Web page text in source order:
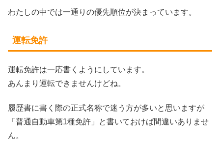
わたしの中では一通りの優先順位が決まっています。
運転免許
運転免許は一応書くようにしています。
あんまり運転できませんけどね。
履歴書に書く際の正式名称で迷う方が多いと思いますが
「普通自動車第1種免許」と書いておけば間違いありませ
ん。